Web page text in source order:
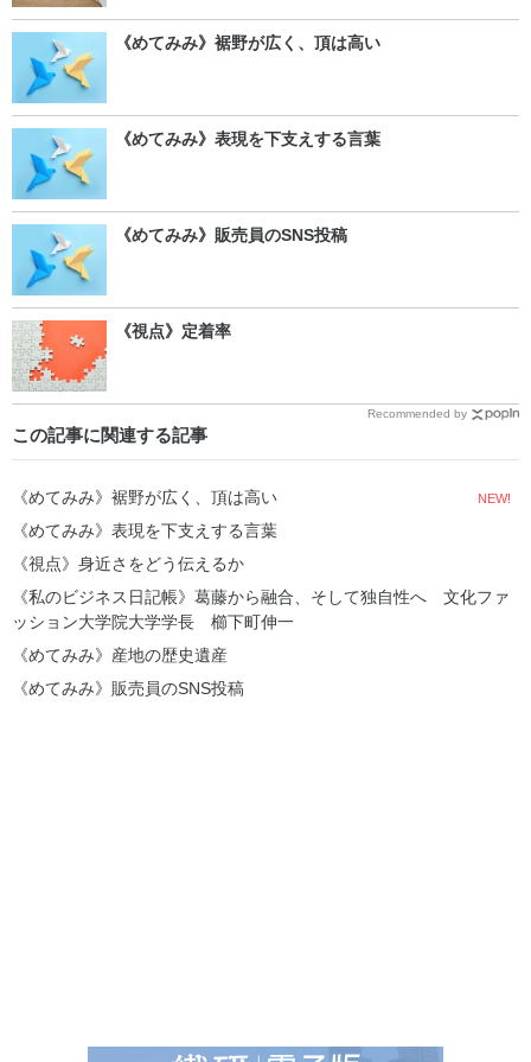
《めてみみ》裾野が広く、頂は高い
《めてみみ》表現を下支えする言葉
《めてみみ》販売員のSNS投稿
《視点》定着率
Recommended by
この記事に関連する記事
《めてみみ》裾野が広く、頂は高い NEW!
《めてみみ》表現を下支えする言葉
《視点》身近さをどう伝えるか
《私のビジネス日記帳》葛藤から融合、そして独自性へ 文化ファ
ッション大学院大学学長 櫛下町伸一
《めてみみ》産地の歴史遺産
《めてみみ》販売員のSNS投稿